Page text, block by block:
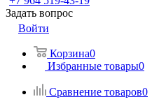
Задать вопрос
Войти
Корзина0
Избранные товары0
Сравнение товаров0